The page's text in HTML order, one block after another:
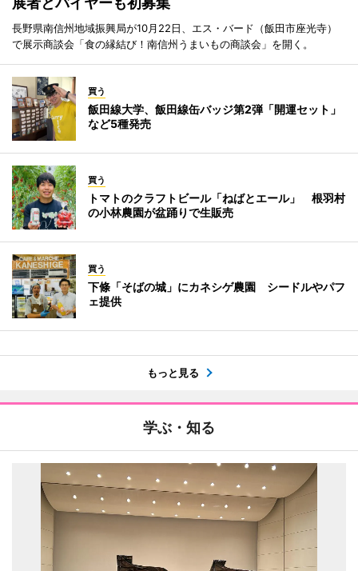
長野県南信州地域振興局が10月22日、エス・バード（飯田市座光寺）
で展示商談会「食の縁結び！南信州うまいもの商談会」を開く。
買う
飯田線大学、飯田線缶バッジ第2弾「開運セット」
など5種発売
買う
トマトのクラフトビール「ねばとエール」 根羽村
の小林農園が盆踊りで生販売
買う
下條「そばの城」にカネシゲ農園 シードルやパフ
ェ提供
もっと見る
学ぶ・知る